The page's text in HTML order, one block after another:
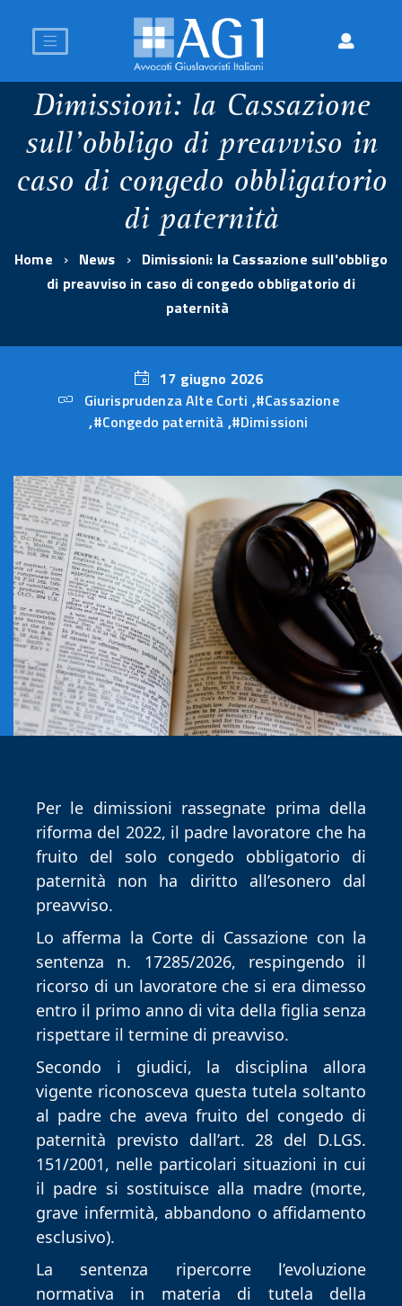
Dimissioni: la Cassazione
sull'obbligo di preavviso in
caso di congedo obbligatorio
di paternità
Home News
Dimissioni: la Cassazione sull'obbligo
di preavviso in caso di congedo obbligatorio di
paternità
17 giugno 2026
17
giugno
Giurisprudenza Alte Corti ,#Cassazione
,#Congedo paternità ,#Dimissioni
Per le dimissioni rassegnate prima della
riforma del 2022, il padre lavoratore che ha
fruito del solo congedo obbligatorio di
paternità non ha diritto all’esonero dal
preavviso.
Lo afferma la Corte di Cassazione con la
sentenza n. 17285/2026, respingendo il
ricorso di un lavoratore che si era dimesso
entro il primo anno di vita della figlia senza
rispettare il termine di preavviso.
Secondo i giudici, la disciplina allora
vigente riconosceva questa tutela soltanto
al padre che aveva fruito del congedo di
paternità previsto dall’art. 28 del D.LGS.
151/2001, nelle particolari situazioni in cui
il padre si sostituisce alla madre (morte,
grave infermità, abbandono o affidamento
esclusivo).
La sentenza ripercorre l’evoluzione
normativa in materia di tutela della